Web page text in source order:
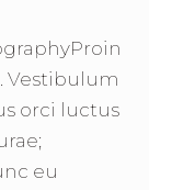
Vestibulum
orci luctus
eu